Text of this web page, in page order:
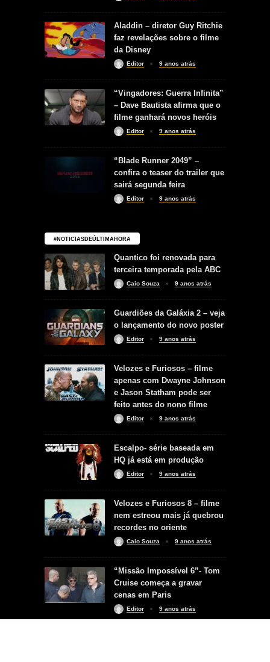
Aladdin – diretor Guy Ritchie
faz revelações sobre o filme
da Disney
Editor 9 anos atrás
“Vingadores: Guerra Infinita”
– Dave Bautista afirma que o
filme ganhará novos heróis
Editor 9 anos atrás
“Blade Runner 2049” –
confira o teaser do trailer que
sairá segunda feira
Editor 9 anos atrás
#NOTICIASDEÚLTIMAHORA
Quantico foi renovada para
terceira temporada pela ABC
Caio Souza 9 anos atrás
Guardiões da Galáxia 2 – veja
o lançamento do novo poster
Editor 9 anos atrás
Velozes e Furiosos – filme
apenas com Dwayne Johnson
e Jason Statham pode ser
feito antes do nono filme
Editor 9 anos atrás
Escalpo- série baseada em
HQ já está em produção
Editor 9 anos atrás
Velozes e Furiosos 8 – filme
nem estreou mais já quebrou
recordes no oriente
Caio Souza 9 anos atrás
“Missão Impossível 6”- Tom
Cruise começa a gravar
cenas em Paris
Editor 9 anos atrás